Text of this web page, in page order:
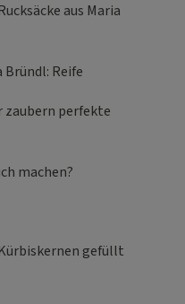
aus Maria
Reife
zaubern perfekte
machen?
gefüllt